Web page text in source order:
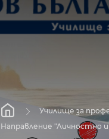
Училище за
Направление "Личностно